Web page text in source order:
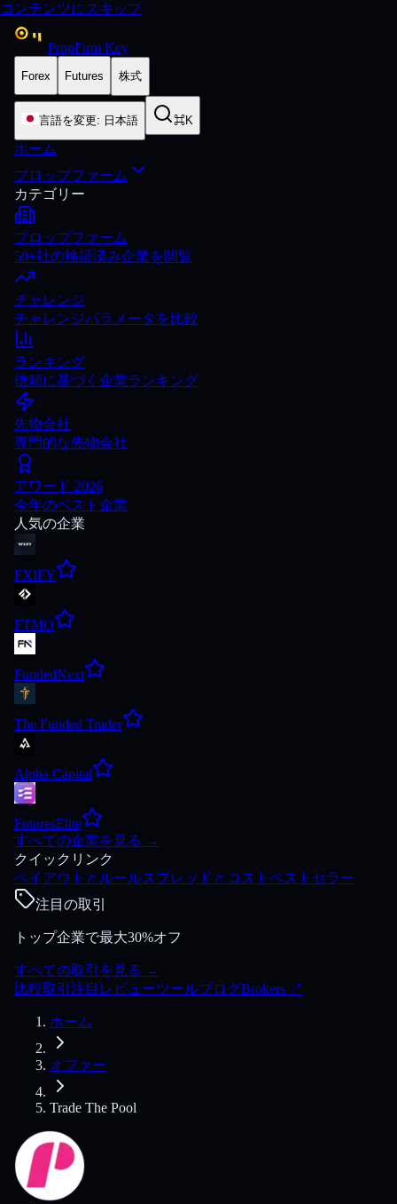
コンテンツにスキップ
PropFirm Key
Forex Futures 株式
言語を変更: 日本語 ⌘K
ホーム
プロップファーム
カテゴリー
プロップファーム
50+社の検証済み企業を閲覧
チャレンジ
チャレンジパラメータを比較
ランキング
信頼に基づく企業ランキング
先物会社
専門的な先物会社
アワード 2026
今年のベスト企業
人気の企業
FXIFY
FTMO
FundedNext
The Funded Trader
Alpha Capital
FuturesElite
すべての企業を見る →
クイックリンク
ペイアウトとルールスプレッドとコスト ベストセラー
注目の取引
トップ企業で最大30%オフ
すべての取引を見る →
比較取引 注目 レビューツールブログBrokers ↗
ホーム
オファー
Trade The Pool